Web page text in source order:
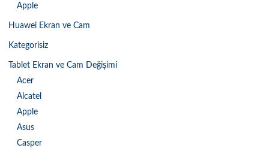
Apple
Huawei Ekran ve Cam
Kategorisiz
Tablet Ekran ve Cam Değişimi
Acer
Alcatel
Apple
Asus
Casper